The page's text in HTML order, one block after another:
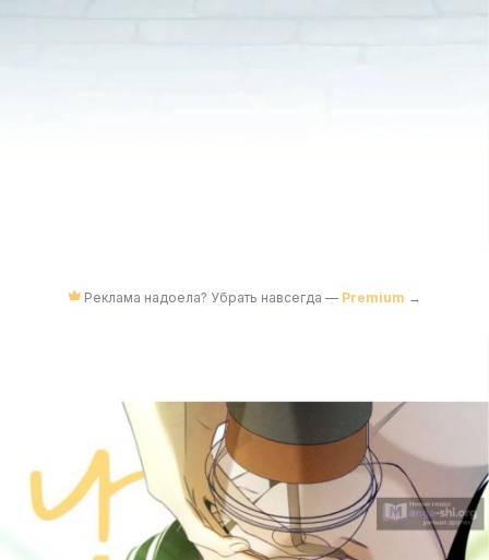
Реклама надоела? Убрать навсегда — Premium →